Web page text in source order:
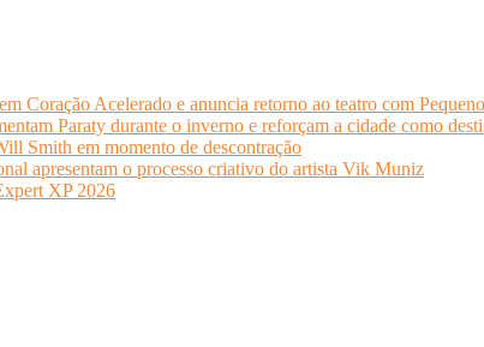
Coração Acelerado e anuncia retorno ao teatro com
Paraty durante o inverno e reforçam a cidade como
Smith em momento de descontração
apresentam o processo criativo do artista Vik Muniz
XP 2026